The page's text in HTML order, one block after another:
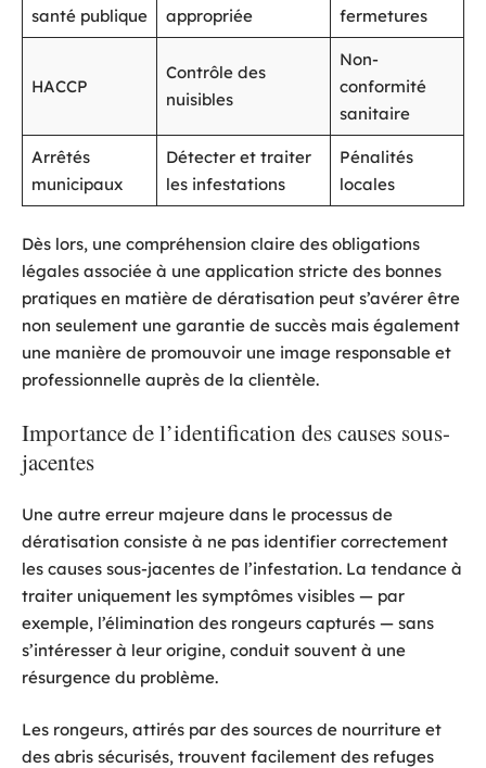
santé publique
appropriée
fermetures
HACCP
Contrôle des
nuisibles
Non-
conformité
sanitaire
Arrêtés
municipaux
Détecter et traiter
les infestations
Pénalités
locales
Dès lors, une compréhension claire des obligations
légales associée à une application stricte des bonnes
pratiques en matière de dératisation peut s’avérer être
non seulement une garantie de succès mais également
une manière de promouvoir une image responsable et
professionnelle auprès de la clientèle.
Importance de l’identification des causes sous-
jacentes
Une autre erreur majeure dans le processus de
dératisation consiste à ne pas identifier correctement
les causes sous-jacentes de l’infestation. La tendance à
traiter uniquement les symptômes visibles — par
exemple, l’élimination des rongeurs capturés — sans
s’intéresser à leur origine, conduit souvent à une
résurgence du problème.
Les rongeurs, attirés par des sources de nourriture et
des abris sécurisés, trouvent facilement des refuges